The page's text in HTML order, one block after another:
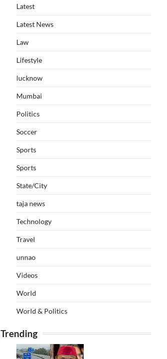
Latest
Latest News
Law
Lifestyle
lucknow
Mumbai
Politics
Soccer
Sports
Sports
State/City
taja news
Technology
Travel
unnao
Videos
World
World & Politics
Trending